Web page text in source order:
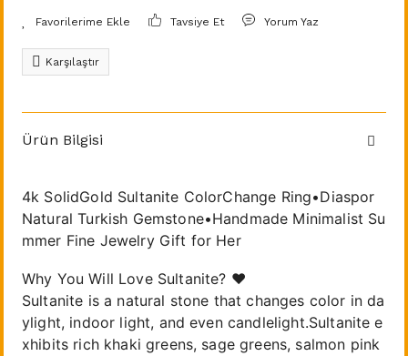
Tavsiye Et Yorum Yaz
Karşılaştır
Ürün Bilgisi
4k SolidGold Sultanite ColorChange Ring•Diaspor
Natural Turkish Gemstone•Handmade Minimalist Su
mmer Fine Jewelry Gift for Her
Why You Will Love Sultanite? ❤️
Sultanite is a natural stone that changes color in da
ylight, indoor light, and even candlelight.Sultanite e
xhibits rich khaki greens, sage greens, salmon pink